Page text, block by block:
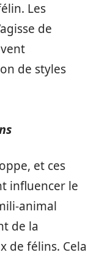
Les
de
de styles
et ces
influencer le
animal
de la
de félins. Cela